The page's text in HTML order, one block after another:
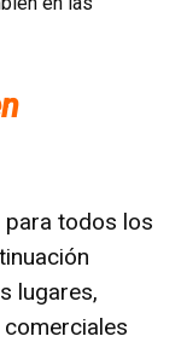
para todos los
lugares,